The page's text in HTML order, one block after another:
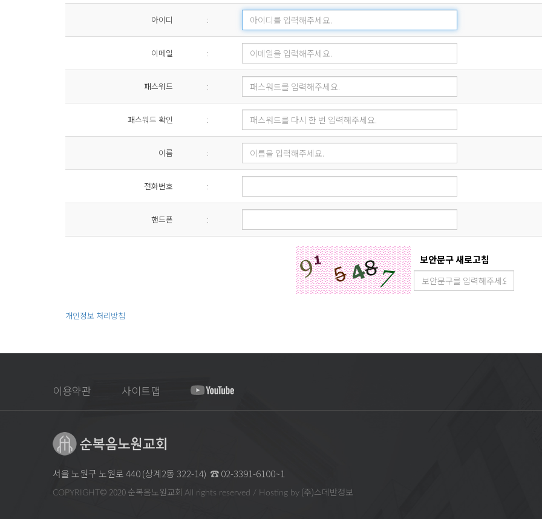
제 6 조 (회원 ID 및 비밀번호 관리)
① 회원의 ID와 비밀번호에 관한 관리 책임은 회원 본인에게 있으며, 이를 제3자에게 이용하게 해서는 안 됩니다.
② 자신의 ID가 부정하게 사용된 경우, 회원은 반드시 교회에 그 사실을 통보해야 합니다.
제 3 장 의무와 저작권
제 7 조 (이용자의 의무)
이용자는 다음 각 호의 행위를 하여서는 안 됩니다.
2. 교회의 사전 승낙 없는 서비스 자료의 복제, 유통 및 상업적 이용
4. 교회의 신앙적 정체성에 반하는 게시물이나 유언비어, 이단 관련 자료의 게시
5. 기타 서비스 운영을 방해하는 행위
제 8 조 (저작권의 귀속)
① 교회가 작성한 저작물에 대한 저작권 및 기타 지적재산권은 교회에 귀속됩니다.
② 이용자는 서비스를 이용하며 얻은 정보를 교회의 사전 승낙 없이 복제, 송신, 출판, 배포 등 영리 목적으로 이용하거나 제3자에게 이용하
④ 교회는 본 서비스를 통해 제공되는 모든 자료의 정확성이나 안정성을 보장하지 않으며, 이용자의 취사선택에 따라 발생하는 결과에 대해
본 약관과 관련하여 발생한 분쟁에 대해서는 교회의 소재지를 관할하는 법원을 전용 관할 법원으로 합니다.
10. 개인정보관리책임자 및 담당자의 연락처
11. 개인정보 열람청구 처리 부서
12. 고정형 영상정보처리기기(CCTV) 운영·관리
13. 정보주체의 권익침해에 대한 구제방법
14. 개인정보 처리방침의 변경에 관한 사항
01. 개인정보의 수집 및 이용목적
는 다음의 목적을 위하여 개인정보를 처리합니다. 처리하고 있는 개인정보는 다음의 목적 외의 용도로는 이용되지 않으며, 이용 목적
따라 별도의 동의를 받는 등 필요한 조치를 이행할 예정입니다.
회원제 서비스 이용 및 제한적 본인 확인제에 따른 본인확인, 개인식별, 교회의 설립목적과 다른 부적절한 이용방지와 비인가 사용방지,
불만처리 등 민원처리, 고지사항 전달
02. 수집하는 개인정보의 항목 및 수집방법
교회은(는) 다음의 개인정보 항목을 처리하고 있습니다.
서비스 이용과정에서 아래와 같은 정보들이 자동으로 생성되어 수집될 수 있습니다.
는 정보주체의 개인정보를 "01. 개인정보의 수집목적 및 이용목적" 에서 명시한 범위 내에서만 처리하며, 정보주체의 동의, 법률의 특
- 정보주체로부터 별도의 동의를 받은 경우
- 총회 또는 노회 등 교단 기관의 행정 업무 수행을 위해 필요한 최소한의 정보를 제공하는 경우
아이디 :
이메일 :
패스워드 :
패스워드 확인 :
이름 :
전화번호 :
핸드폰 :
보안문구 새로고침
개인정보 처리방침
이용약관 사이트맵
서울 노원구 노원로 440 (상계2동 322-14) ☎ 02-3391-6100~1
COPYRIGHT © 2020 순복음노원교회 All rights reserved / Hosting by (주)스데반정보